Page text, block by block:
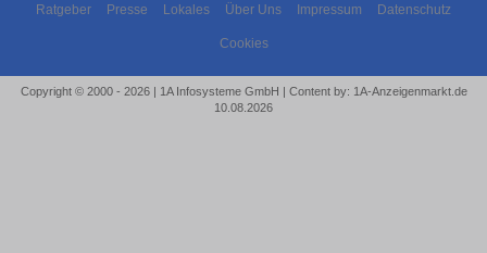
Ratgeber Presse Lokales Über Uns Impressum Datenschutz
Cookies
Copyright © 2000 - 2026 | 1A Infosysteme GmbH | Content by: 1A-Anzeigenmarkt.de
10.08.2026